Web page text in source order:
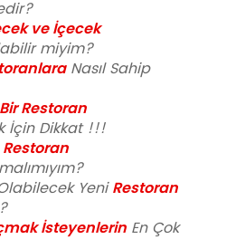
ve İçecek
miyim?
Nasıl Sahip
Restoran
İçin Dikkat !!!
Restoran
Yeni Restoran
İsteyenlerin En Çok